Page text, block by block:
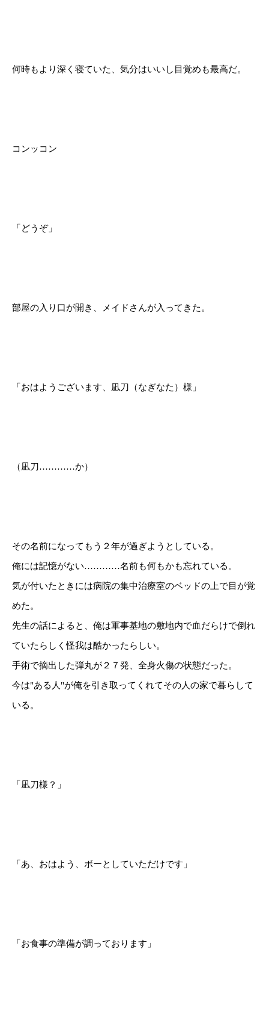
何時もより深く寝ていた、気分はいいし目覚めも最高だ。
コンッコン
「どうぞ」
部屋の入り口が開き、メイドさんが入ってきた。
「おはようございます、凪刀（なぎなた）様」
（凪刀…………か）
その名前になってもう２年が過ぎようとしている。
俺には記憶がない…………名前も何もかも忘れている。
気が付いたときには病院の集中治療室のベッドの上で目が覚
めた。
先生の話によると、俺は軍事基地の敷地内で血だらけで倒れ
ていたらしく怪我は酷かったらしい。
手術で摘出した弾丸が２７発、全身火傷の状態だった。
今は"ある人"が俺を引き取ってくれてその人の家で暮らして
いる。
「凪刀様？」
「あ、おはよう、ボーとしていただけです」
「お食事の準備が調っております」